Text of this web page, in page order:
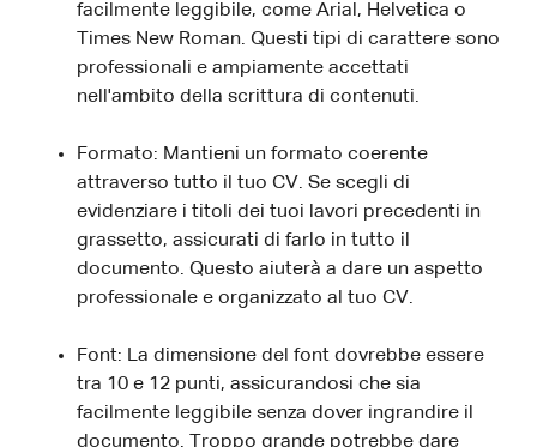
facilmente leggibile, come Arial, Helvetica o
Times New Roman. Questi tipi di carattere sono
professionali e ampiamente accettati
nell'ambito della scrittura di contenuti.
Formato: Mantieni un formato coerente
attraverso tutto il tuo CV. Se scegli di
evidenziare i titoli dei tuoi lavori precedenti in
grassetto, assicurati di farlo in tutto il
documento. Questo aiuterà a dare un aspetto
professionale e organizzato al tuo CV.
Font: La dimensione del font dovrebbe essere
tra 10 e 12 punti, assicurandosi che sia
facilmente leggibile senza dover ingrandire il
documento. Troppo grande potrebbe dare